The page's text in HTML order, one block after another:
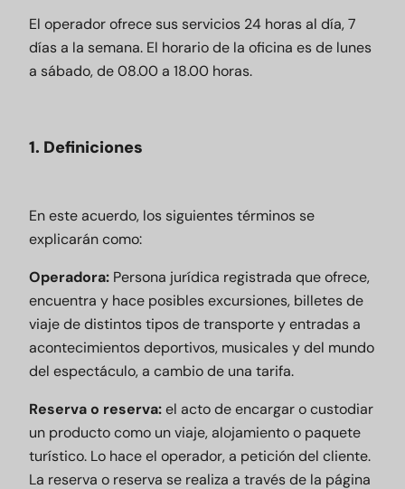
El operador ofrece sus servicios 24 horas al día, 7
días a la semana. El horario de la oficina es de lunes
a sábado, de 08.00 a 18.00 horas.
1. Definiciones
En este acuerdo, los siguientes términos se
explicarán como:
Operadora: Persona jurídica registrada que ofrece,
encuentra y hace posibles excursiones, billetes de
viaje de distintos tipos de transporte y entradas a
acontecimientos deportivos, musicales y del mundo
del espectáculo, a cambio de una tarifa.
Reserva o reserva:el acto de encargar o custodiar
un producto como un viaje, alojamiento o paquete
turístico. Lo hace el operador, a petición del cliente.
La reserva o reserva se realiza a través de la página